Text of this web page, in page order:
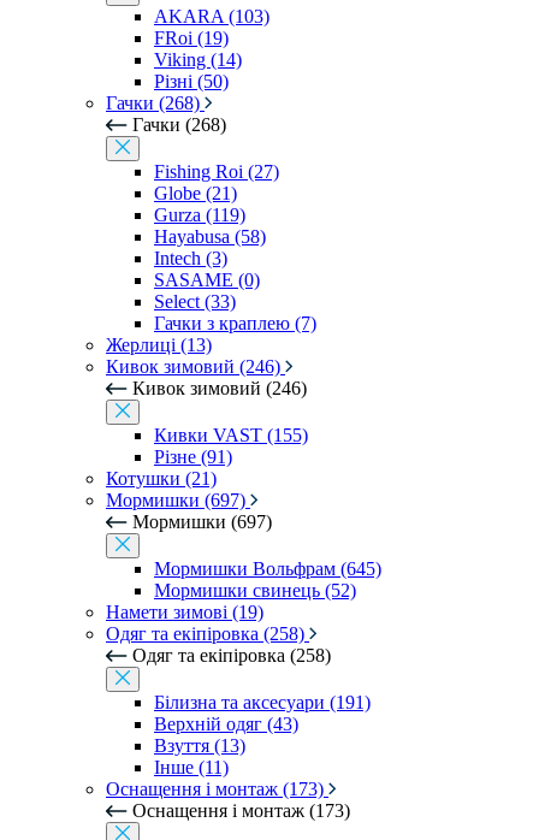
AKARA (103)
FRoi (19)
Viking (14)
Різні (50)
Гачки (268)
Гачки (268)
Fishing Roi (27)
Globe (21)
Gurza (119)
Hayabusa (58)
Intech (3)
SASAME (0)
Select (33)
Гачки з краплею (7)
Жерлиці (13)
Кивок зимовий (246)
Кивок зимовий (246)
Кивки VAST (155)
Різне (91)
Котушки (21)
Мормишки (697)
Мормишки (697)
Мормишки Вольфрам (645)
Мормишки свинець (52)
Намети зимові (19)
Одяг та екіпіровка (258)
Одяг та екіпіровка (258)
Білизна та аксесуари (191)
Верхній одяг (43)
Взуття (13)
Інше (11)
Оснащення і монтаж (173)
Оснащення і монтаж (173)